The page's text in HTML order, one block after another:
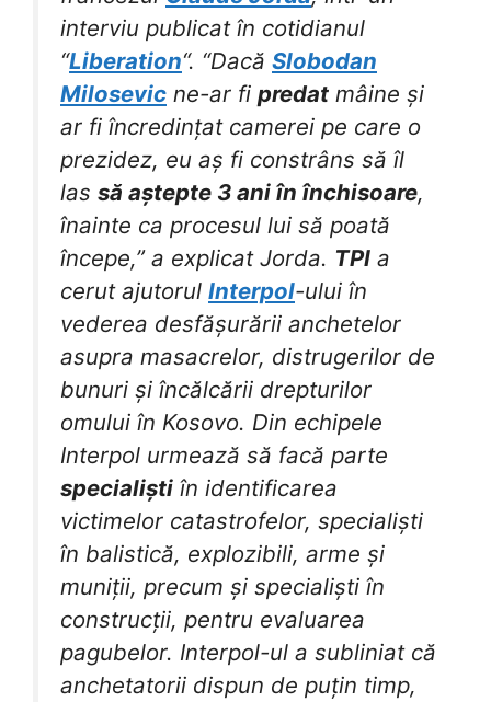
interviu publicat în cotidianul
“Liberation“. “Dacă Slobodan
Milosevic ne-ar fi predat mâine și
ar fi încredințat camerei pe care o
prezidez, eu aș fi constrâns să îl
las să aștepte 3 ani în închisoare,
înainte ca procesul lui să poată
începe,” a explicat Jorda. TPI a
cerut ajutorul Interpol-ului în
vederea desfășurării anchetelor
asupra masacrelor, distrugerilor de
bunuri și încălcării drepturilor
omului în Kosovo. Din echipele
Interpol urmează să facă parte
specialiști în identificarea
victimelor catastrofelor, specialiști
în balistică, explozibili, arme și
muniții, precum și specialiști în
construcții, pentru evaluarea
pagubelor. Interpol-ul a subliniat că
anchetatorii dispun de puțin timp,